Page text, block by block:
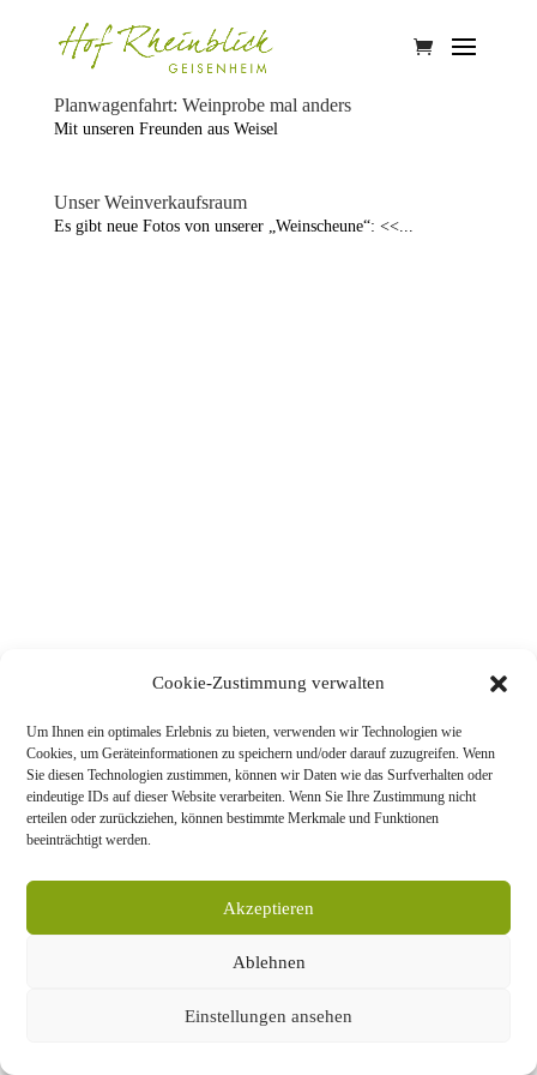
Cookie-Zustimmung verwalten
Um Ihnen ein optimales Erlebnis zu bieten, verwenden wir Technologien wie
Cookies, um Geräteinformationen zu speichern und/oder darauf zuzugreifen. Wenn
Sie diesen Technologien zustimmen, können wir Daten wie das Surfverhalten oder
eindeutige IDs auf dieser Website verarbeiten. Wenn Sie Ihre Zustimmung nicht
erteilen oder zurückziehen, können bestimmte Merkmale und Funktionen
beeinträchtigt werden.
Akzeptieren
Ablehnen
Einstellungen ansehen
Planwagenfahrt: Weinprobe mal anders
Mit unseren Freunden aus Weisel
Unser Weinverkaufsraum
Es gibt neue Fotos von unserer „Weinscheune“: <<...